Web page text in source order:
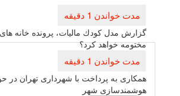
راهبری
نوشته
گزارش مدل كودك مالیات، پرونده خانه های خالی را
مختومه خواهد كرد؟
همكاری به پرداخت با شهرداری تهران در حوزه
هوشمندسازی شهر